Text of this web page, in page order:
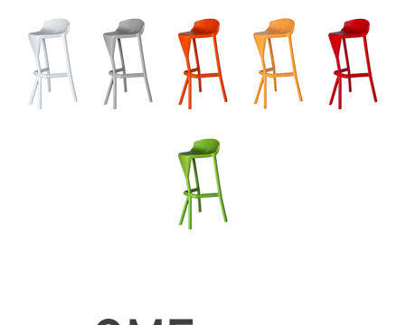
→ Couleurs
→ Ensembles
Modélisation 2D/3D
Accueil